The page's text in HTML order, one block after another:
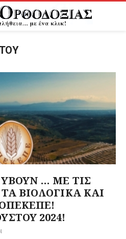
… ΜΕ ΤΙΣ
ΒΙΟΛΟΓΙΚΑ ΚΑΙ
2024!